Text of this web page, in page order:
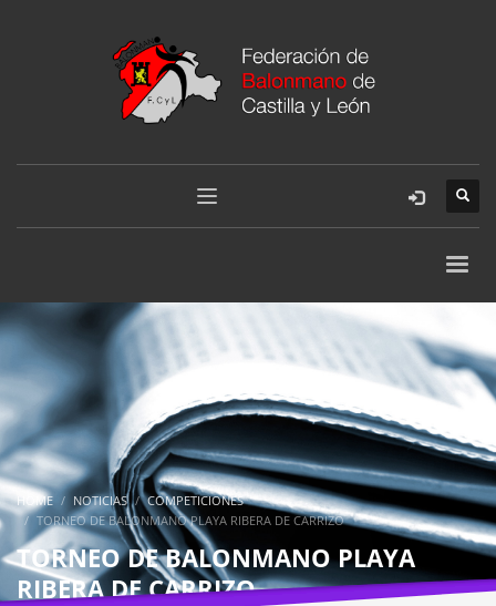
HOME NOTICIAS
COMPETICIONES
TORNEO DE BALONMANO PLAYA RIBERA DE CARRIZO
TORNEO DE BALONMANO PLAYA
RIBERA DE CARRIZO